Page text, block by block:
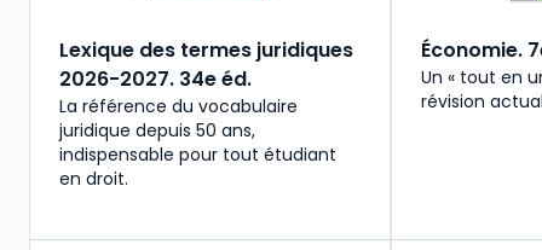
Lexique des termes juridiques
2026-2027. 34e éd.
La référence du vocabulaire
juridique depuis 50 ans,
indispensable pour tout étudiant
en droit.​
Économie.
Un « tout en
révision